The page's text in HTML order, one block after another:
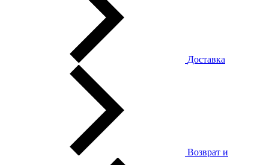
Доставка
Возврат и